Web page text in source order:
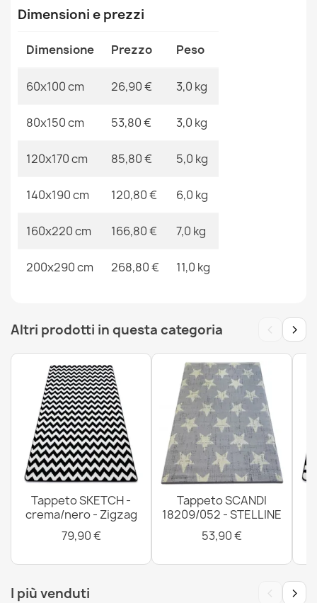
11,90 €
Tappeto VISCO grigio scuro 5 morbido, IMITAZIONE
PELO CONIGLIO
Zerbino BH NT004 Boho, antiscivolo, esterno, interno,
su gomma - marrone
Tappeto VISCO Cerchio argento 3 morbido, IMITAZIONE
PELLICCIA CONIGLIO
66,90 €
antiscivolo, esterno, interno - argento
27,90 €
Ean13
MPN Kabis_19815
Dimensioni e prezzi
Dimensione Prezzo Peso
60x100 cm 26,90 € 3,0 kg
80x150 cm 53,80 € 3,0 kg
120x170 cm 85,80 € 5,0 kg
140x190 cm 120,80 € 6,0 kg
160x220 cm 166,80 € 7,0 kg
200x290 cm 268,80 € 11,0 kg
Altri prodotti in questa categoria ‹ ›
Tappeto SKETCH -
crema/nero - Zigzag
79,90 €
Tappeto SCANDI
18209/052 - STELLINE
53,90 €
I più venduti ‹ ›